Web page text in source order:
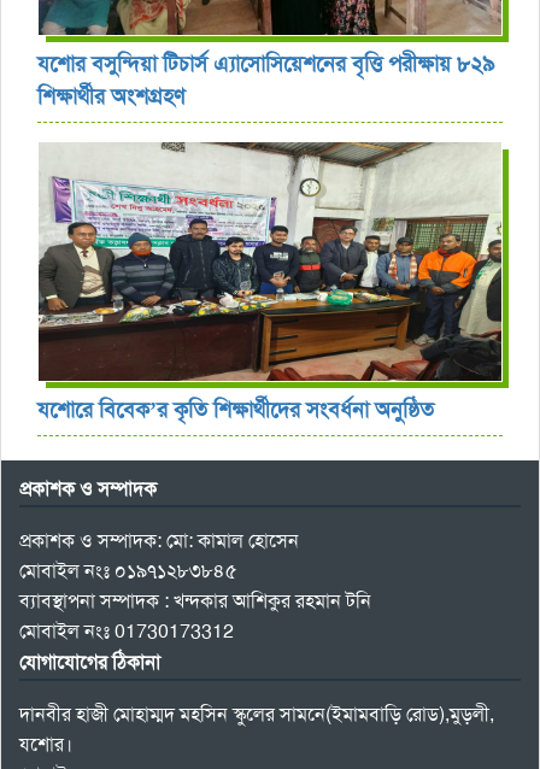
যশোর বসুন্দিয়া টিচার্স এ্যাসোসিয়েশনের বৃত্তি পরীক্ষায় ৮২৯
শিক্ষার্থীর অংশগ্রহণ
যশোরে বিবেক’র কৃতি শিক্ষার্থীদের সংবর্ধনা অনুষ্ঠিত
প্রকাশক ও সম্পাদক
প্রকাশক ও সম্পাদক: মো: কামাল হোসেন
মোবাইল নংঃ ০১৯৭১২৮৩৮৪৫
ব্যাবস্থাপনা সম্পাদক : খন্দকার আশিকুর রহমান টনি
মোবাইল নংঃ 01730173312
যোগাযোগের ঠিকানা
দানবীর হাজী মোহাম্মদ মহসিন স্কুলের সামনে(ইমামবাড়ি রোড),মুড়লী,
যশোর।